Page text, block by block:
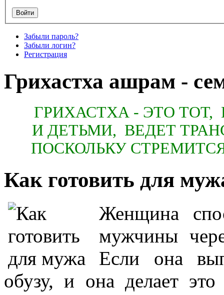
Забыли пароль?
Забыли логин?
Регистрация
Грихастха ашрам -
ГРИХАСТХА - ЭТО
И ДЕТЬМИ, ВЕДЕТ
ПОСКОЛЬКУ
Как готовить для
Женщина
мужчины
Если она
обузу, и она делает